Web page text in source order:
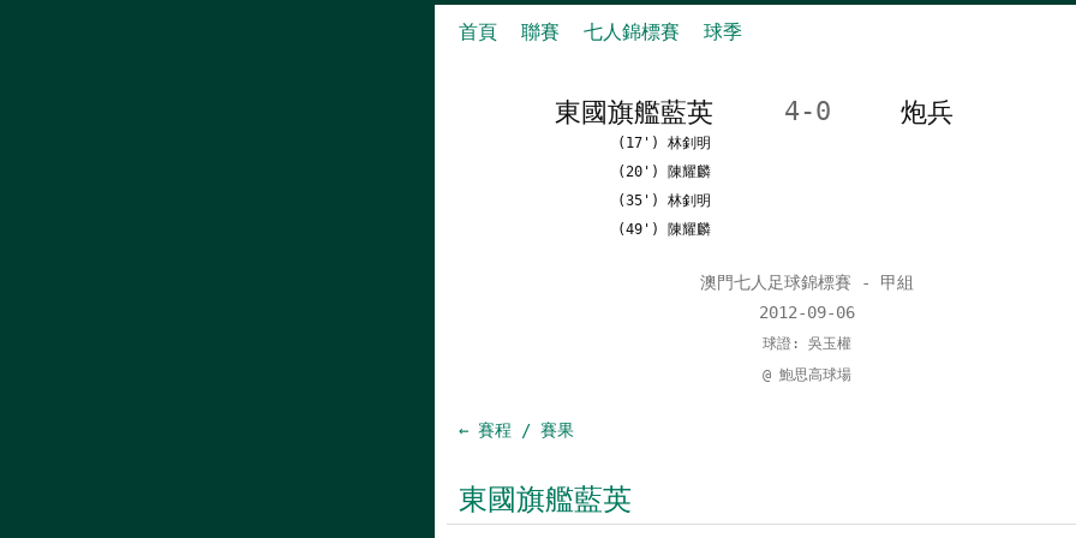
首頁 聯賽 七人錦標賽 球季
東國旗艦藍英 4-0 炮兵
(17') 林釗明
(20') 陳耀麟
(35') 林釗明
(49') 陳耀麟
澳門七人足球錦標賽 - 甲組
2012-09-06
球證: 吳玉權
@ 鮑思高球場
← 賽程 / 賽果
東國旗艦藍英